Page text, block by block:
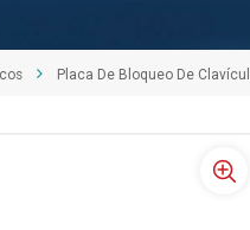
Placa De Bloqueo De